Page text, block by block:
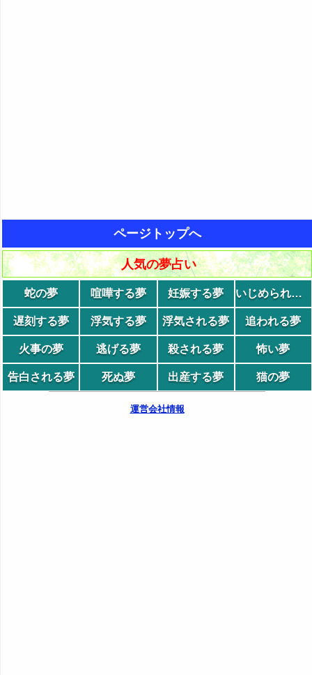
ページトップへ
人気の夢占い
蛇の夢 喧嘩する夢 妊娠する夢 いじめられる夢
遅刻する夢 浮気する夢 浮気される夢 追われる夢
火事の夢 逃げる夢 殺される夢 怖い夢
告白される夢 死ぬ夢 出産する夢 猫の夢
運営会社情報